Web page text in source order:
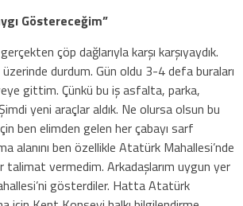
Göstereceğim”
çöp dağlarıyla karşı karşıyaydık.
durdum. Gün oldu 3-4 defa buraları
gittim. Çünkü bu iş asfalta, parka,
yeni araçlar aldık. Ne olursa olsun bu
ben elimden gelen her çabayı sarf
alanını ben özellikle Atatürk Mahallesi’nde
talimat vermedim. Arkadaşlarım uygun yer
gösterdiler. Hatta Atatürk